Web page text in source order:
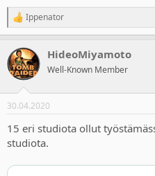
R
e
c
t
i
s
Ippenator
HideoMiyamoto
Well-Known Member
30.04.2020
15 eri studiota ollut
studiota.